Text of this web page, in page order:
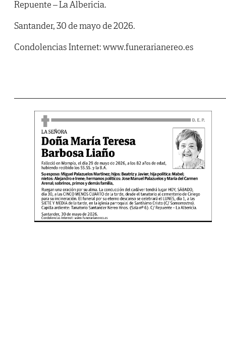
Repuente – La Albericia.
Santander, 30 de mayo de 2026.
Condolencias Internet: www.funerarianereo.es